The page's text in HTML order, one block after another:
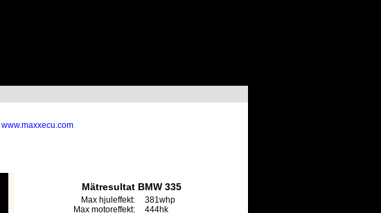
www.maxxecu.com
Mätresultat BMW 335
Max hjuleffekt:
381whp
Max motoreffekt:
444hk